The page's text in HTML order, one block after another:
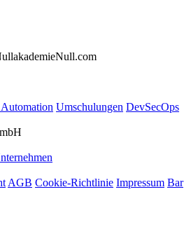
akademieNull.com
Umschulungen DevSecOps
AGB Cookie-Richtlinie Impressum Bar